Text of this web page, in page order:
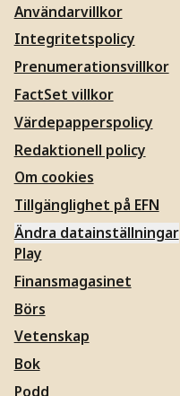
Användarvillkor
Integritetspolicy
Prenumerationsvillkor
FactSet villkor
Värdepapperspolicy
Redaktionell policy
Om cookies
Tillgänglighet på EFN
Ändra datainställningar
Play
Finansmagasinet
Börs
Vetenskap
Bok
Podd